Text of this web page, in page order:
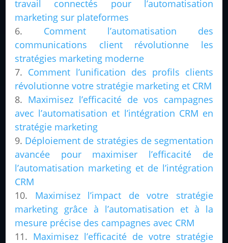
travail connectés pour l’automatisation
marketing sur plateformes
Comment l’automatisation des
communications client révolutionne les
stratégies marketing moderne
Comment l’unification des profils clients
révolutionne votre stratégie marketing et CRM
Maximisez l’efficacité de vos campagnes
avec l’automatisation et l’intégration CRM en
stratégie marketing
Déploiement de stratégies de segmentation
avancée pour maximiser l’efficacité de
l’automatisation marketing et de l’intégration
CRM
Maximisez l’impact de votre stratégie
marketing grâce à l’automatisation et à la
mesure précise des campagnes avec CRM
Maximisez l’efficacité de votre stratégie